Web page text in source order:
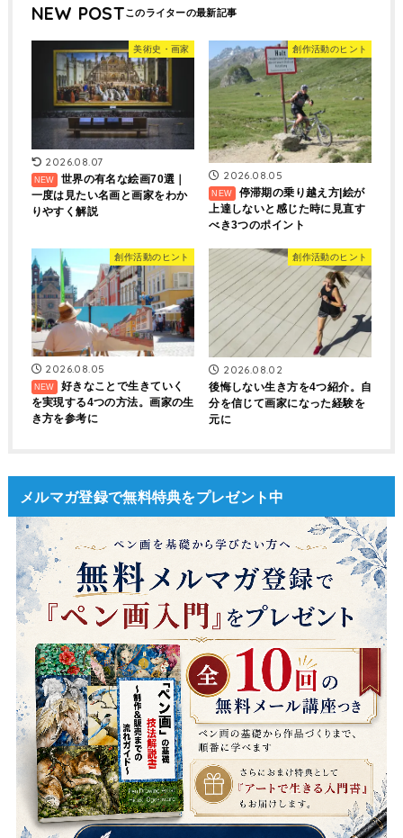
NEW POST
美術史・画家
2026.08.07
世界の有名な絵画70選｜
一度は見たい名画と画家をわか
りやすく解説
創作活動のヒント
2026.08.05
停滞期の乗り越え方|絵が
上達しないと感じた時に見直す
べき3つのポイント
創作活動のヒント
2026.08.05
好きなことで生きていく
を実現する4つの方法。画家の生
き方を参考に
創作活動のヒント
2026.08.02
後悔しない生き方を4つ紹介。自
分を信じて画家になった経験を
元に
メルマガ登録で無料特典をプレゼント中